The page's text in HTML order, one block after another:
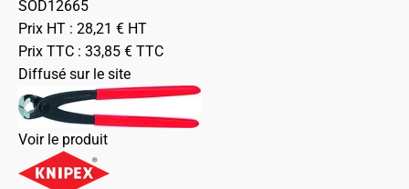
SOD12665
Prix HT : 28,21 € HT
Prix TTC : 33,85 € TTC
Diffusé sur le site
Voir le produit